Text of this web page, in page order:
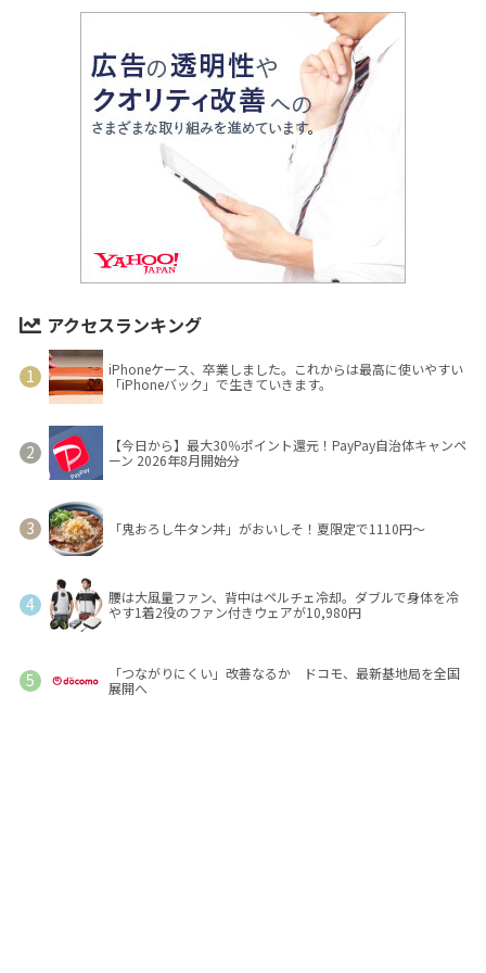
アクセスランキング
iPhoneケース、卒業しました。これからは最高に使いやすい
「iPhoneバック」で生きていきます。
【今日から】最大30％ポイント還元！PayPay自治体キャンペ
ーン 2026年8月開始分
「鬼おろし牛タン丼」がおいしそ！夏限定で1110円～
腰は大風量ファン、背中はペルチェ冷却。ダブルで身体を冷
やす1着2役のファン付きウェアが10,980円
「つながりにくい」改善なるか ドコモ、最新基地局を全国
展開へ